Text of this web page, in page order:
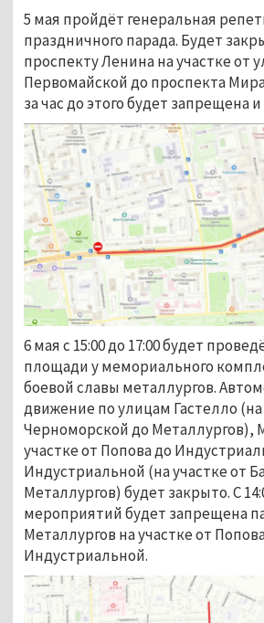
5 мая пройдёт генеральная
праздничного парада. Будет
проспекту Ленина на участке от
Первомайской до проспекта Мира
за час до этого будет запрещена
6 мая с 15:00 до 17:00 будет
площади у мемориального
боевой славы металлургов.
движение по улицам Гастелло (на
Черноморской до Металлургов),
участке от Попова до
Индустриальной (на участке от
Металлургов) будет закрыто. С
мероприятий будет запрещена
Металлургов на участке от
Индустриальной.